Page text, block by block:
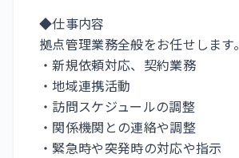
◆仕事内容
拠点管理業務全般をお任せします。
・新規依頼対応、契約業務
・地域連携活動
・訪問スケジュールの調整
・関係機関との連絡や調整
・緊急時や突発時の対応や指示